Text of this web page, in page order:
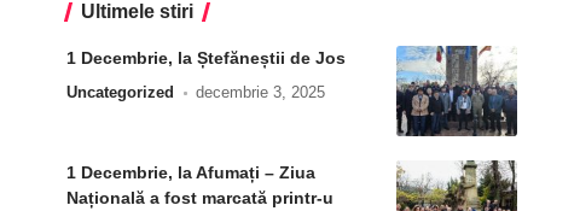
Ultimele stiri
1 Decembrie, la Ștefăneștii de Jos
Uncategorized decembrie 3, 2025
1 Decembrie, la Afumați – Ziua
Națională a fost marcată printr-u